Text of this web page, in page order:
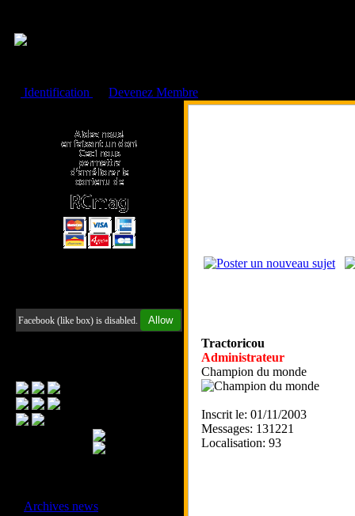
Identification
Devenez Membre
Facebook (like box) is disabled. Allow
Archives news
Tractoricou
Administrateur
Champion du monde
Inscrit le: 01/11/2003
Messages: 131221
Localisation: 93